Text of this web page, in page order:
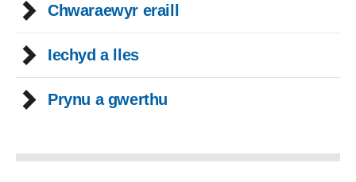
Chwaraewyr eraill
Iechyd a lles
Prynu a gwerthu